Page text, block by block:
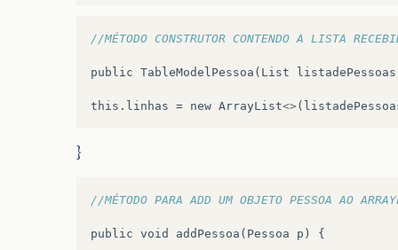
//MÉTODO CONSTRUTOR CONTENDO A LISTA
public TableModelPessoa ( List listadePessoas
this . linhas = new ArrayList<> (
}
//MÉTODO PARA ADD UM OBJETO PESSOA AO
public void addPessoa ( Pessoa p ) {